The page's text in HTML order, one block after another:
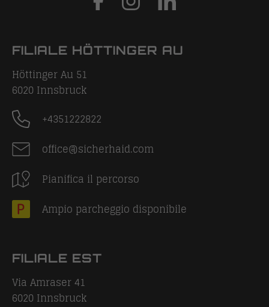
FILIALE HÖTTINGER AU
Höttinger Au 51
6020 Innsbruck
+4351222822
office@sicherhaid.com
Pianifica il percorso
Ampio parcheggio disponibile
FILIALE EST
Via Amraser 41
6020 Innsbruck